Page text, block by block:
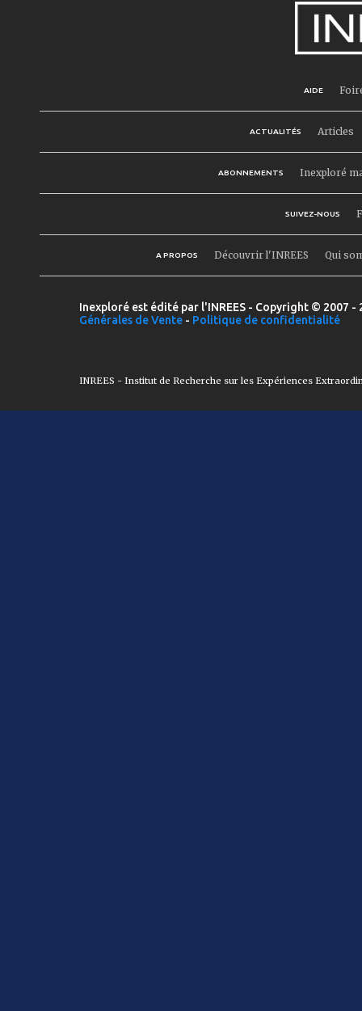
AIDE
ACTUALITÉS Articles
ABONNEMENTS Inexploré
SUIVEZ-NOUS
A PROPOS Découvrir l'INREES Qui
Inexploré est édité par l'INREES - Copyright © 2007
Générales de Vente - Politique de confidentialité
INREES - Institut de Recherche sur les Expériences